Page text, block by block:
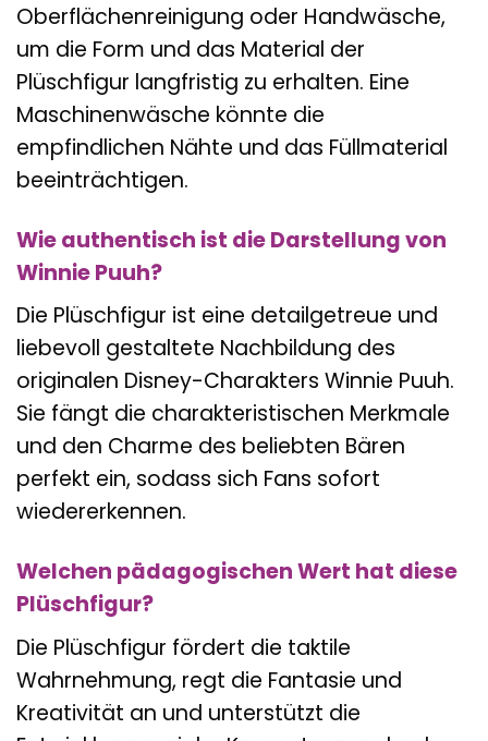
Oberflächenreinigung oder Handwäsche,
um die Form und das Material der
Plüschfigur langfristig zu erhalten. Eine
Maschinenwäsche könnte die
empfindlichen Nähte und das Füllmaterial
beeinträchtigen.
Wie authentisch ist die Darstellung von
Winnie Puuh?
Die Plüschfigur ist eine detailgetreue und
liebevoll gestaltete Nachbildung des
originalen Disney-Charakters Winnie Puuh.
Sie fängt die charakteristischen Merkmale
und den Charme des beliebten Bären
perfekt ein, sodass sich Fans sofort
wiedererkennen.
Welchen pädagogischen Wert hat diese
Plüschfigur?
Die Plüschfigur fördert die taktile
Wahrnehmung, regt die Fantasie und
Kreativität an und unterstützt die